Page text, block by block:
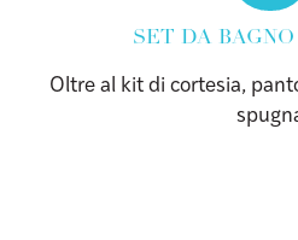
SET DA
Oltre al kit di cortesia,